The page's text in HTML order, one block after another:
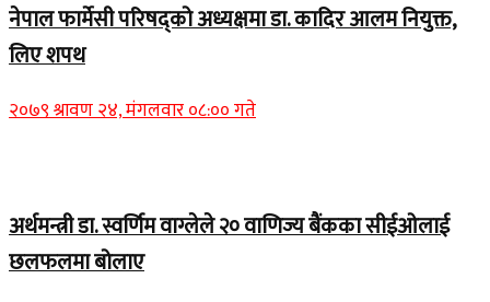
नेपाल फार्मेसी परिषद्को अध्यक्षमा डा. कादिर आलम नियुक्त,
लिए शपथ
२०७९ श्रावण २४, मंगलवार ०८:०० गते
अर्थमन्त्री डा. स्वर्णिम वाग्लेले २० वाणिज्य बैंकका सीईओलाई
छलफलमा बोलाए